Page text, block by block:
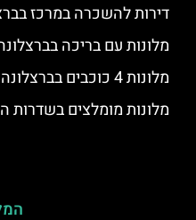
דירות להשכרה במרכז
מלונות עם בריכה
מלונות 4 כוכבים בברצלונה
מלונות מומלצים בשדרות